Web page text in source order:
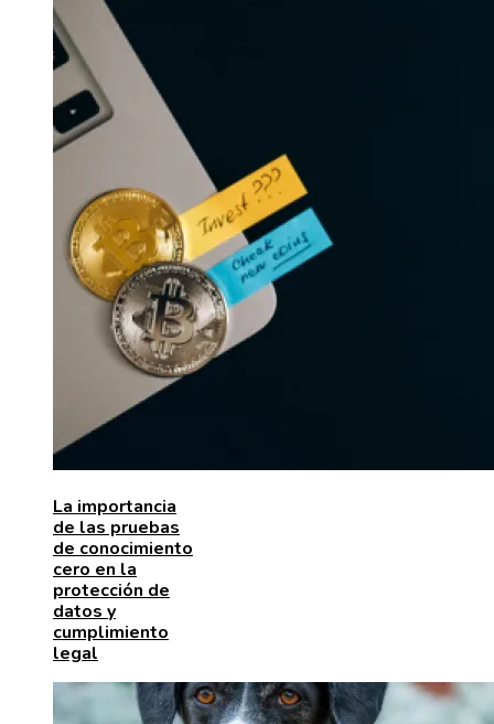
La importancia
de las pruebas
de conocimiento
cero en la
protección de
datos y
cumplimiento
legal